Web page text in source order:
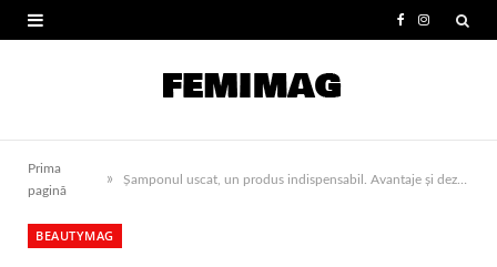
e
b
I
t
a
Prima
pagină
» Șamponul uscat, un produs indispensabil. Avantaje și dezavantaje
BEAUTYMAG